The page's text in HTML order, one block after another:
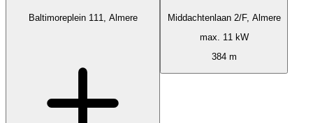
Baltimoreplein 111, Almere
Middachtenlaan 2/F, Almere
max. 11 kW
384 m